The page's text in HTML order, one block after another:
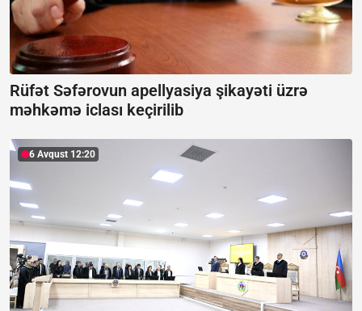
Rüfət Səfərovun apellyasiya şikayəti üzrə
məhkəmə iclası keçirilib
6 Avqust 12:20